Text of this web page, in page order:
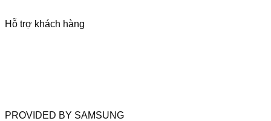
Hỗ trợ khách hàng
PROVIDED BY SAMSUNG